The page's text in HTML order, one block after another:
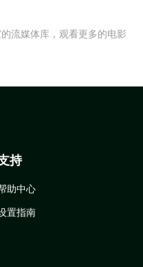
流媒体库，观看更多的电影
持
助中心
置指南